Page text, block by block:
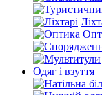
Одяг і взуття